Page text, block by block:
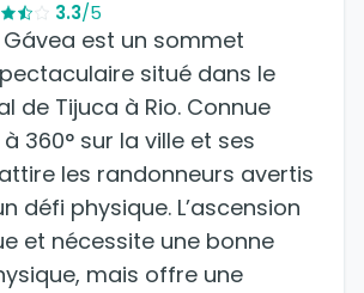
3.3/5
Gávea est un sommet
situé dans le
de Tijuca à Rio. Connue
360° sur la ville et ses
les randonneurs avertis
défi physique. L’ascension
et nécessite une bonne
mais offre une